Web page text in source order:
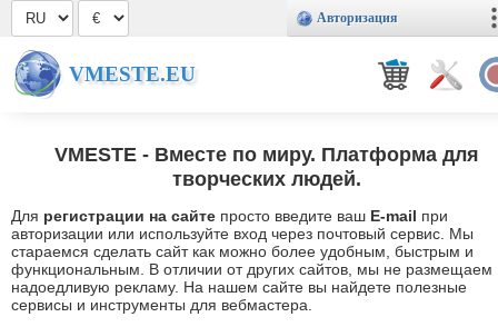
Авторизация
VMESTE.EU
VMESTE - Вместе по миру. Платформа для
творческих людей.
Для регистрации на сайте просто введите ваш E-mail при
авторизации или используйте вход через почтовый сервис. Мы
стараемся сделать сайт как можно более удобным, быстрым и
функциональным. В отличии от других сайтов, мы не размещаем
надоедливую рекламу. На нашем сайте вы найдете полезные
сервисы и инструменты для вебмастера.